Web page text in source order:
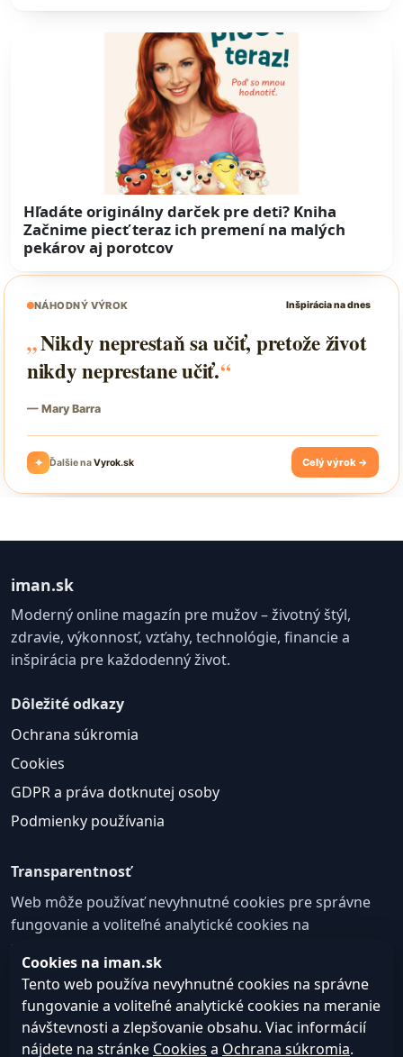
Hľadáte originálny darček pre deti? Kniha
Začnime piecť teraz ich premení na malých
pekárov aj porotcov
iman.sk
Moderný online magazín pre mužov – životný štýl,
zdravie, výkonnosť, vzťahy, technológie, financie a
inšpirácia pre každodenný život.
Dôležité odkazy
Ochrana súkromia
Cookies
GDPR a práva dotknutej osoby
Podmienky používania
Transparentnosť
Web môže používať nevyhnutné cookies pre správne
fungovanie a voliteľné analytické cookies na
zlepšovanie obsahu a používateľskej skúsenosti.
Nastavenie cookies
© 2026
Web design, tvorba webu a SEO –
Consultee,
Cookies na iman.sk
Tento web používa nevyhnutné cookies na správne
fungovanie a voliteľné analytické cookies na meranie
návštevnosti a zlepšovanie obsahu. Viac informácií
nájdete na stránke Cookies a Ochrana súkromia.